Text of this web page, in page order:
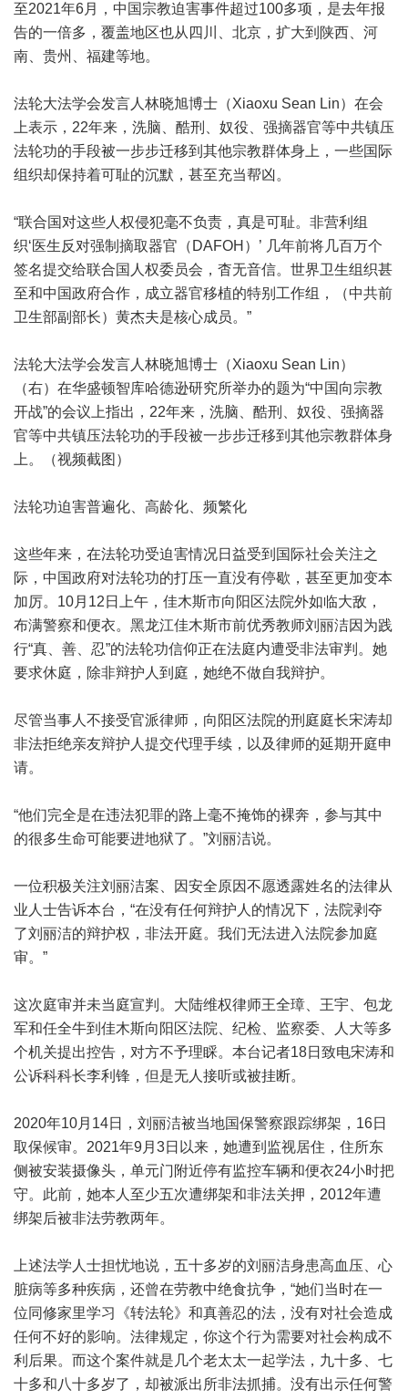
至2021年6月，中国宗教迫害事件超过100多项，是去年报
告的一倍多，覆盖地区也从四川、北京，扩大到陕西、河
南、贵州、福建等地。
法轮大法学会发言人林晓旭博士（Xiaoxu Sean Lin）在会
上表示，22年来，洗脑、酷刑、奴役、强摘器官等中共镇压
法轮功的手段被一步步迁移到其他宗教群体身上，一些国际
组织却保持着可耻的沉默，甚至充当帮凶。
“联合国对这些人权侵犯毫不负责，真是可耻。非营利组
织‘医生反对强制摘取器官（DAFOH）’ 几年前将几百万个
签名提交给联合国人权委员会，杳无音信。世界卫生组织甚
至和中国政府合作，成立器官移植的特别工作组，（中共前
卫生部副部长）黄杰夫是核心成员。”
法轮大法学会发言人林晓旭博士（Xiaoxu Sean Lin）
（右）在华盛顿智库哈德逊研究所举办的题为“中国向宗教
开战”的会议上指出，22年来，洗脑、酷刑、奴役、强摘器
官等中共镇压法轮功的手段被一步步迁移到其他宗教群体身
上。（视频截图）
法轮功迫害普遍化、高龄化、频繁化
这些年来，在法轮功受迫害情况日益受到国际社会关注之
际，中国政府对法轮功的打压一直没有停歇，甚至更加变本
加厉。10月12日上午，佳木斯市向阳区法院外如临大敌，
布满警察和便衣。黑龙江佳木斯市前优秀教师刘丽洁因为践
行“真、善、忍”的法轮功信仰正在法庭内遭受非法审判。她
要求休庭，除非辩护人到庭，她绝不做自我辩护。
尽管当事人不接受官派律师，向阳区法院的刑庭庭长宋涛却
非法拒绝亲友辩护人提交代理手续，以及律师的延期开庭申
请。
“他们完全是在违法犯罪的路上毫不掩饰的裸奔，参与其中
的很多生命可能要进地狱了。”刘丽洁说。
一位积极关注刘丽洁案、因安全原因不愿透露姓名的法律从
业人士告诉本台，“在没有任何辩护人的情况下，法院剥夺
了刘丽洁的辩护权，非法开庭。我们无法进入法院参加庭
审。”
这次庭审并未当庭宣判。大陆维权律师王全璋、王宇、包龙
军和任全牛到佳木斯向阳区法院、纪检、监察委、人大等多
个机关提出控告，对方不予理睬。本台记者18日致电宋涛和
公诉科科长李利锋，但是无人接听或被挂断。
2020年10月14日，刘丽洁被当地国保警察跟踪绑架，16日
取保候审。2021年9月3日以来，她遭到监视居住，住所东
侧被安装摄像头，单元门附近停有监控车辆和便衣24小时把
守。此前，她本人至少五次遭绑架和非法关押，2012年遭
绑架后被非法劳教两年。
上述法学人士担忧地说，五十多岁的刘丽洁身患高血压、心
脏病等多种疾病，还曾在劳教中绝食抗争，“她们当时在一
位同修家里学习《转法轮》和真善忍的法，没有对社会造成
任何不好的影响。法律规定，你这个行为需要对社会构成不
利后果。而这个案件就是几个老太太一起学法，九十多、七
十多和八十多岁了，却被派出所非法抓捕。没有出示任何警